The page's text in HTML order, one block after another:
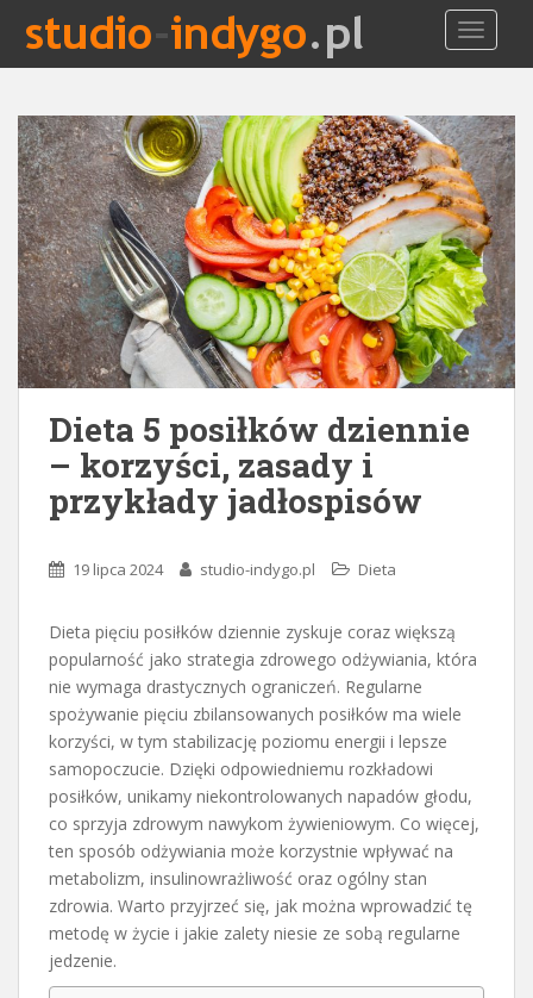
i
Dieta 5 posiłków dziennie
– korzyści, zasady i
przykłady jadłospisów
19 lipca 2024 studio-indygo.pl Dieta
Dieta pięciu posiłków dziennie zyskuje coraz większą
popularność jako strategia zdrowego odżywiania, która
nie wymaga drastycznych ograniczeń. Regularne
spożywanie pięciu zbilansowanych posiłków ma wiele
korzyści, w tym stabilizację poziomu energii i lepsze
samopoczucie. Dzięki odpowiedniemu rozkładowi
posiłków, unikamy niekontrolowanych napadów głodu,
co sprzyja zdrowym nawykom żywieniowym. Co więcej,
ten sposób odżywiania może korzystnie wpływać na
metabolizm, insulinowrażliwość oraz ogólny stan
zdrowia. Warto przyjrzeć się, jak można wprowadzić tę
metodę w życie i jakie zalety niesie ze sobą regularne
jedzenie.